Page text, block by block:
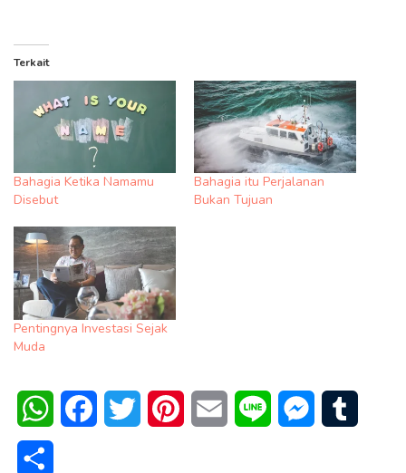
Terkait
Bahagia Ketika Namamu
Disebut
Bahagia itu Perjalanan
Bukan Tujuan
Pentingnya Investasi Sejak
Muda
WhatsAppFacebookTwitter PinterestEmail Line Messenger